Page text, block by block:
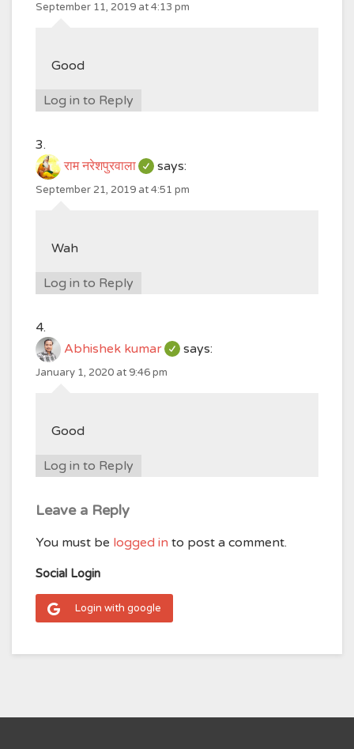
September 11, 2019 at 4:13 pm
Good
Log in to Reply
राम नरेशपुरवाला says:
September 21, 2019 at 4:51 pm
Wah
Log in to Reply
Abhishek kumar says:
January 1, 2020 at 9:46 pm
Good
Log in to Reply
Leave a Reply
You must be logged in to post a comment.
Social Login
Login with google